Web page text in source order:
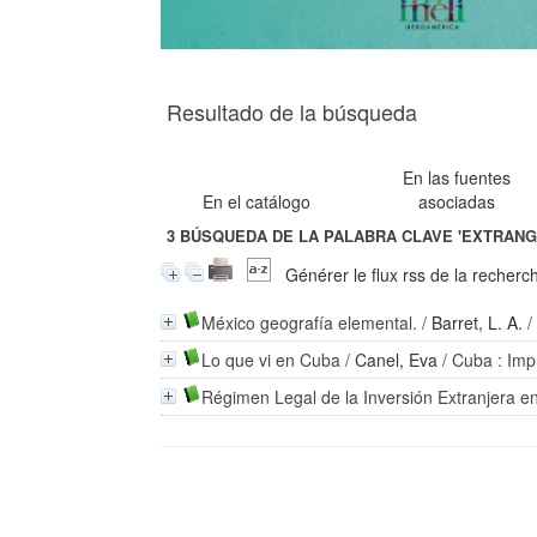
Resultado de la búsqueda
En el catálogo
En las fuentes
asociadas
3 BÚSQUEDA DE LA PALABRA CLAVE
Générer le flux rss de la
México geografía elemental. / Barret, L. A. /
Lo que vi en Cuba /Canel, Eva / Cuba :
Régimen Legal de la Inversión Extranjera